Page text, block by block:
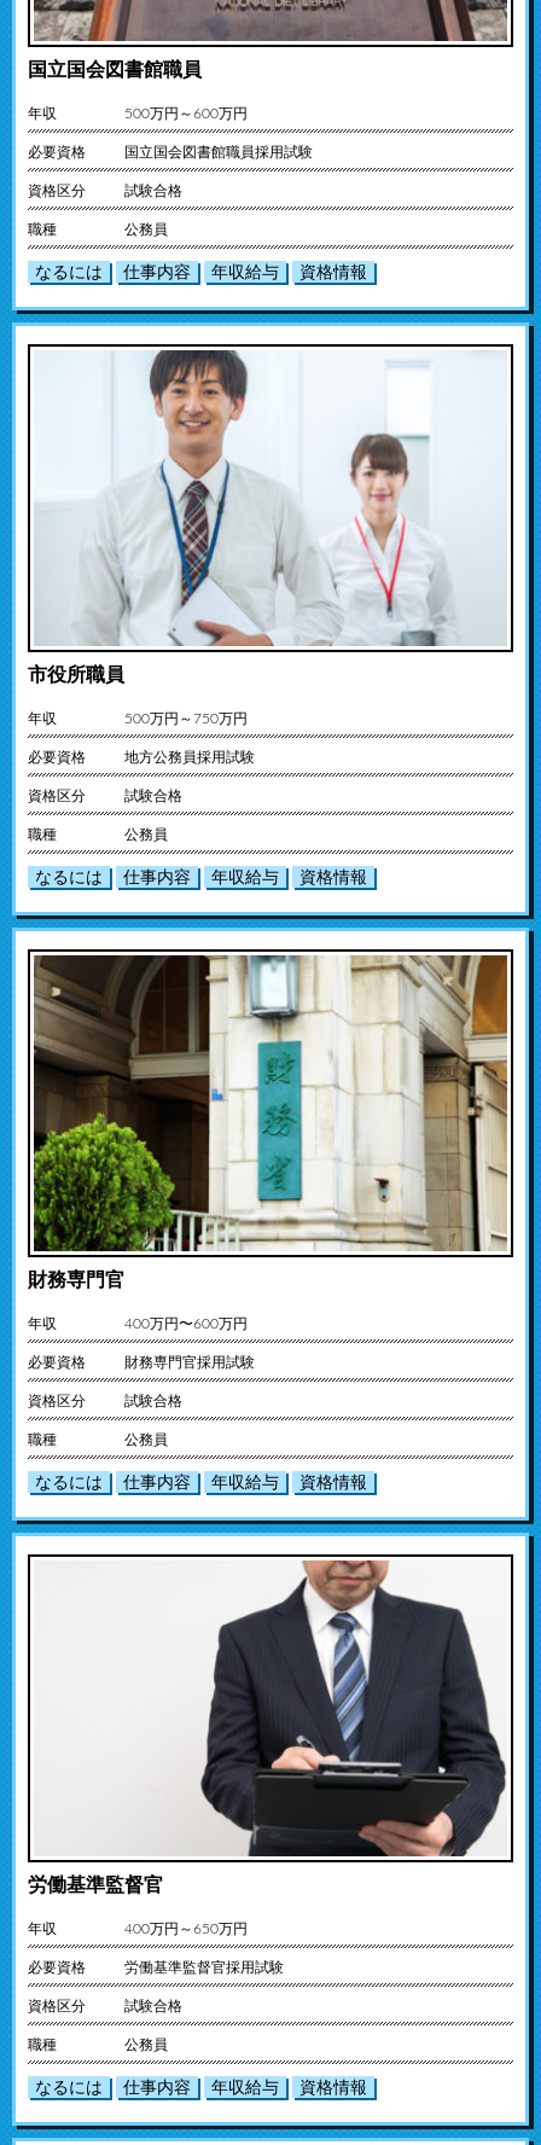
国立国会図書館職員
年収 500万円～600万円
必要資格 国立国会図書館職員採用試験
資格区分 試験合格
職種 公務員
なるには 仕事内容 年収給与 資格情報
市役所職員
年収 500万円～750万円
必要資格 地方公務員採用試験
資格区分 試験合格
職種 公務員
なるには 仕事内容 年収給与 資格情報
財務専門官
年収 400万円〜600万円
必要資格 財務専門官採用試験
資格区分 試験合格
職種 公務員
なるには 仕事内容 年収給与 資格情報
労働基準監督官
年収 400万円～650万円
必要資格 労働基準監督官採用試験
資格区分 試験合格
職種 公務員
なるには 仕事内容 年収給与 資格情報